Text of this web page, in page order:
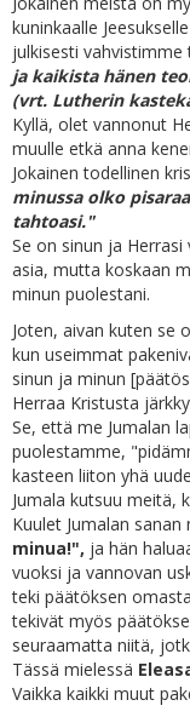
kuninkaalle
julkisesti vahvistimme
ja kaikista hänen
(vrt. Lutherin
Kyllä, olet vannonut
muulle etkä anna
Jokainen todellinen
minussa olko
tahtoasi."
Se on sinun ja
asia, mutta koskaan
minun puolestani.
Joten, aivan kuten se
kun useimmat
sinun ja minun
Herraa Kristusta
Se, että me Jumalan
puolestamme,
kasteen liiton yhä
Jumala kutsuu meitä,
Kuulet Jumalan sanan
minua!", ja hän
vuoksi ja vannovan
teki päätöksen
tekivät myös
seuraamatta niitä,
Tässä mielessä
Vaikka kaikki muut